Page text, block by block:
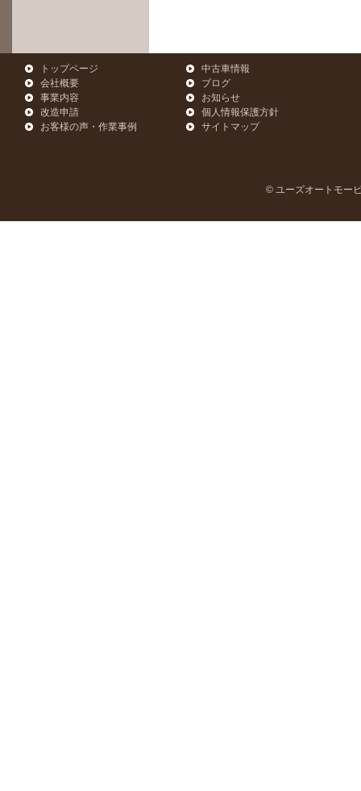
トップページ
会社概要
事業内容
改造申請
お客様の声・作業事例
中古車情報
ブログ
お知らせ
個人情報保護方針
サイトマップ
© ユーズオートモー